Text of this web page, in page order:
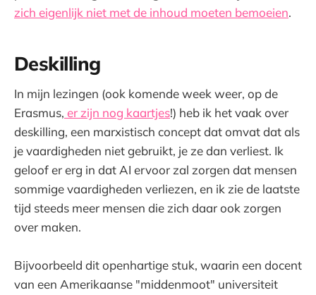
zich eigenlijk niet met de inhoud moeten bemoeien.
Deskilling
In mijn lezingen (ook komende week weer, op de
Erasmus, er zijn nog kaartjes!) heb ik het vaak over
deskilling, een marxistisch concept dat omvat dat als
je vaardigheden niet gebruikt, je ze dan verliest. Ik
geloof er erg in dat AI ervoor zal zorgen dat mensen
sommige vaardigheden verliezen, en ik zie de laatste
tijd steeds meer mensen die zich daar ook zorgen
over maken.
Bijvoorbeeld dit openhartige stuk, waarin een docent
van een Amerikaanse "middenmoot" universiteit